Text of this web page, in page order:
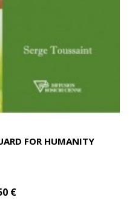
FOR HUMANITY
€